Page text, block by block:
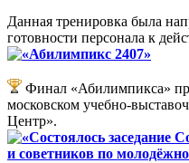
Данная тренировка была
готовности персонала к
«Абилимпикс 2407»
Финал «Абилимпикса»
московском учебно-
Центр».
«Состоялось заседание
и советников по